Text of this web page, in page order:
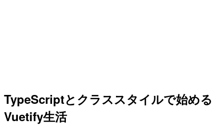
TypeScriptとクラススタイルで始める
Vuetify生活